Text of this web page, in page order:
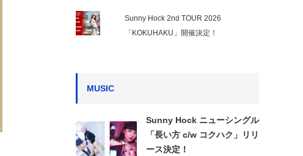
Sunny Hock 2nd TOUR 2026
「KOKUHAKU」開催決定！
MUSIC
Sunny Hock ニューシングル
「長い方 c/w コクハク」リリ
ース決定！